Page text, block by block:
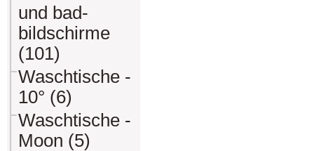
und bad-
bildschirme
(101)
Waschtische -
10° (6)
Waschtische -
Moon (5)